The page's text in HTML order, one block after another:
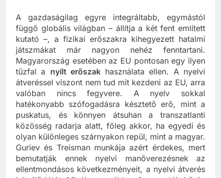
A gazdaságilag egyre integráltabb, egymástól
függő globális világban – állítja a két fent említett
kutató –, a fizikai erőszakra kihegyezett hatalmi
játszmákat már nagyon nehéz fenntartani.
Magyarország esetében az EU pontosan egy ilyen
tűzfal a nyílt erőszakhasználata ellen. A nyelvi
átveréssel viszont nem tud mit kezdeni az EU, arra
valóban nincs fegyvere. A nyelv sokkal
hatékonyabb szófogadásra késztető erő, mint a
puskatus, és könnyen átsuhan a transzatlanti
közösség radarja alatt, főleg akkor, ha egyedi és
olyan különleges szárnyakon repül, mint a magyar.
Guriev és Treisman munkája azért érdekes, mert
bemutatják ennek nyelvi manőverezésnek az
ellentmondásos következményeit, a nyelvi átverés